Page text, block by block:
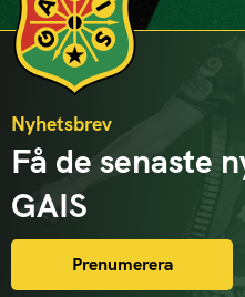
Nyhetsbrev
Få de senaste
GAIS
Prenumerera